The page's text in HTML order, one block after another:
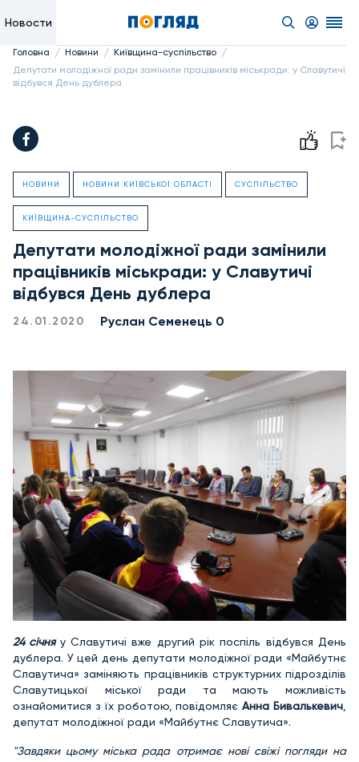
Новости
Головна / Новини / Київщина-суспільство /
Депутати молодіжної ради замінили працівників міськради: у Славутичі
відбувся День дублера
НОВИНИ НОВИНИ КИЇВСЬКОЇ ОБЛАСТІ СУСПІЛЬСТВО
КИЇВЩИНА-СУСПІЛЬСТВО
Депутати молодіжної ради замінили
працівників міськради: у Славутичі
відбувся День дублера
24.01.2020 Руслан Семенець 0
24 січня у Славутичі вже другий рік поспіль відбувся День
дублера. У цей день депутати молодіжної ради «Майбутнє
Славутича» заміняють працівників структурних підрозділів
Славутицької міської ради та мають можливість
ознайомитися з їх роботою, повідомляє Анна Бивалькевич
депутат молодіжної ради «Майбутнє Славутича».
"Завдяки цьому міська рада отримає нові свіжі погляди на